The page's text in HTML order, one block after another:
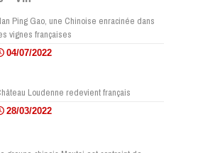
Ping Gao, une Chinoise enracinée dans
vignes françaises
04/07/2022
Loudenne redevient français
28/03/2022